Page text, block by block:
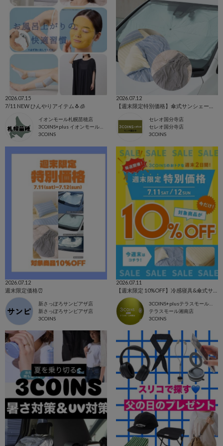
2026.07.15
7/11 NEW ひんやりアイテム🐧🧊
イオンモール札幌苗穂店
3COINS+plus イオンモール札幌苗穂店
3COINS
2026.07.12
セレオ国分寺店
セレオ国分寺店
3COINS
2026.07.12
週末限定価格⏰
新さっぽろサンピアザ店
新さっぽろサンピアザ店
3COINS
2026.07.11
テラスモール湘南店
3COINS